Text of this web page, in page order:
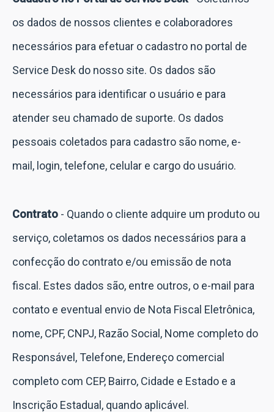
os dados de nossos clientes e colaboradores
necessários para efetuar o cadastro no portal de
Service Desk do nosso site. Os dados são
necessários para identificar o usuário e para
atender seu chamado de suporte. Os dados
pessoais coletados para cadastro são nome, e-
mail, login, telefone, celular e cargo do usuário.
Contrato - Quando o cliente adquire um produto ou
serviço, coletamos os dados necessários para a
confecção do contrato e/ou emissão de nota
fiscal. Estes dados são, entre outros, o e-mail para
contato e eventual envio de Nota Fiscal Eletrônica,
nome, CPF, CNPJ, Razão Social, Nome completo do
Responsável, Telefone, Endereço comercial
completo com CEP, Bairro, Cidade e Estado e a
Inscrição Estadual, quando aplicável.